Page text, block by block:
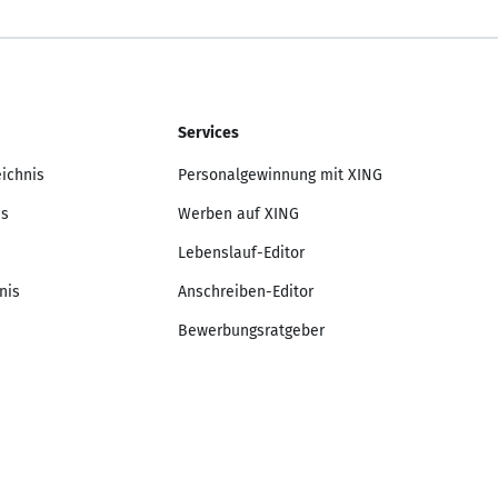
Services
Personalgewinnung mit XING
Werben auf XING
Lebenslauf-Editor
Anschreiben-Editor
Bewerbungsratgeber